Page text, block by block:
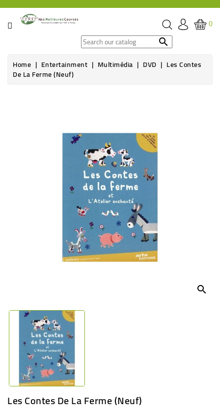
CATEGORY
GROCERY
ENTERTAINMENT
0

Home Entertainment Multimédia DVD Les Contes
De La Ferme (neuf)
search
Les Contes De La Ferme (neuf)